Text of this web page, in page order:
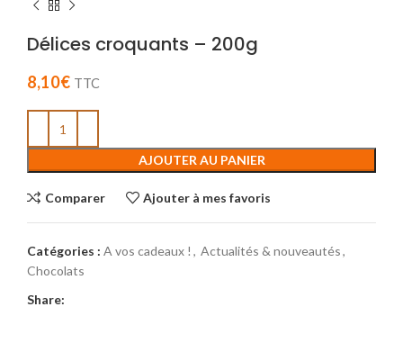
Délices croquants – 200g
8,10€ TTC
AJOUTER AU PANIER
Comparer Ajouter à mes favoris
Catégories : A vos cadeaux ! , Actualités & nouveautés,
Chocolats
Share: